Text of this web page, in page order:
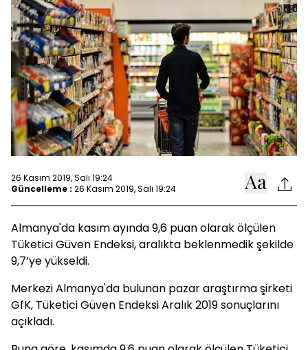
26 Kasım 2019, Salı 19:24
Güncelleme : 26 Kasım 2019, Salı 19:24
Almanya'da kasım ayında 9,6 puan olarak ölçülen
Tüketici Güven Endeksi, aralıkta beklenmedik şekilde
9,7’ye yükseldi.
Merkezi Almanya'da bulunan pazar araştırma şirketi
GfK, Tüketici Güven Endeksi Aralık 2019 sonuçlarını
açıkladı.